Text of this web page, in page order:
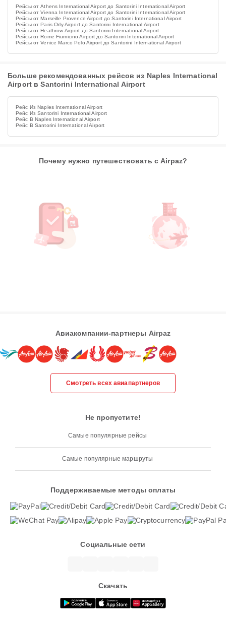
Рейсы от Athens International Airport до Santorini International Airport
Рейсы от Vienna International Airport до Santorini International Airport
Рейсы от Marseille Provence Airport до Santorini International Airport
Рейсы от Paris Orly Airport до Santorini International Airport
Рейсы от Heathrow Airport до Santorini International Airport
Рейсы от Rome Fiumicino Airport до Santorini International Airport
Рейсы от Venice Marco Polo Airport до Santorini International Airport
Больше рекомендованных рейсов из Naples International
Airport в Santorini International Airport
Рейс Из Naples International Airport
Рейс Из Santorini International Airport
Рейс В Naples International Airport
Рейс В Santorini International Airport
Почему нужно путешествовать с Airpaz?
Авиакомпании-партнеры Airpaz
Смотреть всех авиапартнеров
Не пропустите!
Самые популярные рейсы
Самые популярные маршруты
Поддерживаемые методы оплаты
Социальные сети
Скачать